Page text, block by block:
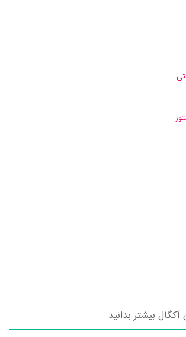
آکگال بیشتر بدانید